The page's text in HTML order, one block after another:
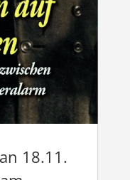
18.11.